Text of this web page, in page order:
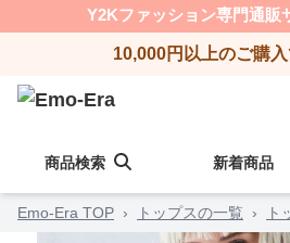
Y2Kファッション専門通販
10,000円以上のご購
商品検索 新着商品
Emo-Era TOP › トップスの一覧 › ト